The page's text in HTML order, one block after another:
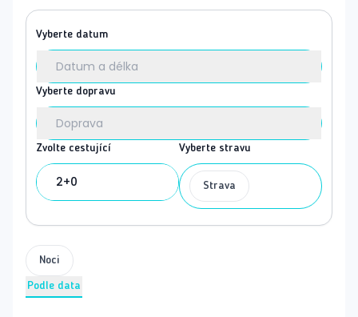
Vyberte datum
Datum a délka
Vyberte dopravu
Doprava
Zvolte cestující
2+0
Vyberte stravu
Strava
Noci
Podle data